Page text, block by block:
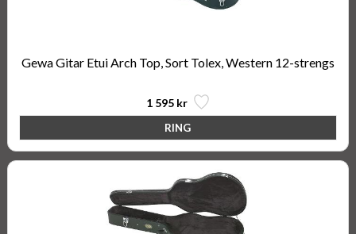
Gewa Gitar Etui Arch Top, Sort Tolex, Western 12-strengs
1 595 kr